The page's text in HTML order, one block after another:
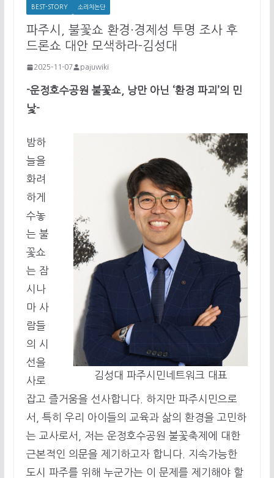
BEST-STORY 소리치논단
파주시, 불꽃쇼 환경·경제성 투명 조사 후
드론쇼 대안 모색하라-김성대
2025-11-07 pajuwiki
-운정호수공원 불꽃쇼, 낭만 아닌 ‘환경 파괴’의 민
낯-
김성대 파주시민네트워크 대표
밤하
늘을
화려
하게
수놓
는 불
꽃쇼
는 잠
시나
마 사
람들
의 시
선을
사로
잡고 즐거움을 선사합니다. 하지만 파주시민으로
서, 특히 우리 아이들의 교육과 삶의 환경을 고민하
는 교사로서, 저는 운정호수공원 불꽃축제에 대한
근본적인 의문을 제기하고자 합니다. 지속가능한
도시 파주를 위해 누군가는 이 문제를 제기해야 할